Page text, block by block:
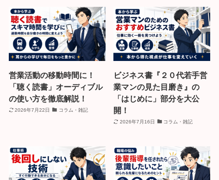
営業活動の移動時間に！
「聴く読書」オーディブル
の使い方を徹底解説！
2026年7月22日 コラム・雑記
ビジネス書『２０代若手営
業マンの見た目磨き』の
「はじめに」部分を大公
開！
2026年7月16日 コラム・雑記